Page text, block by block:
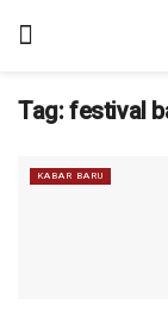
Tag:festival
KABAR BARU